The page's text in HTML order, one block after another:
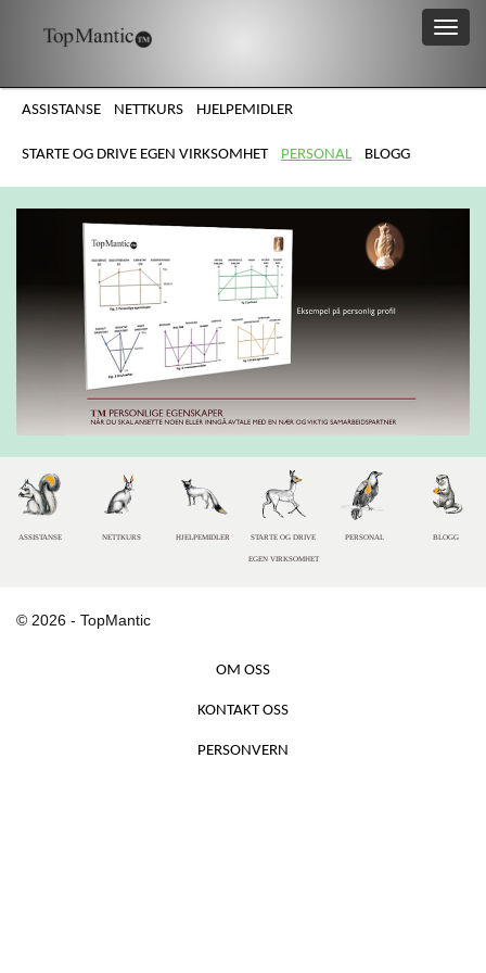
ASSISTANSE NETTKURS HJELPEMIDLER
STARTE OG DRIVE EGEN VIRKSOMHET PERSONAL BLOGG
ASSISTANSE NETTKURS HJELPEMIDLER STARTE OG DRIVE
EGEN VIRKSOMHET
PERSONAL BLOGG
© 2026 - TopMantic
OM OSS
KONTAKT OSS
PERSONVERN